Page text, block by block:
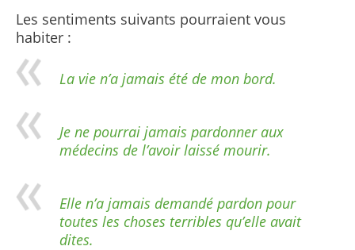
Les sentiments suivants pourraient vous
habiter :
La vie n’a jamais été de mon bord.
Je ne pourrai jamais pardonner aux
médecins de l’avoir laissé mourir.
Elle n’a jamais demandé pardon pour
toutes les choses terribles qu’elle avait
dites.